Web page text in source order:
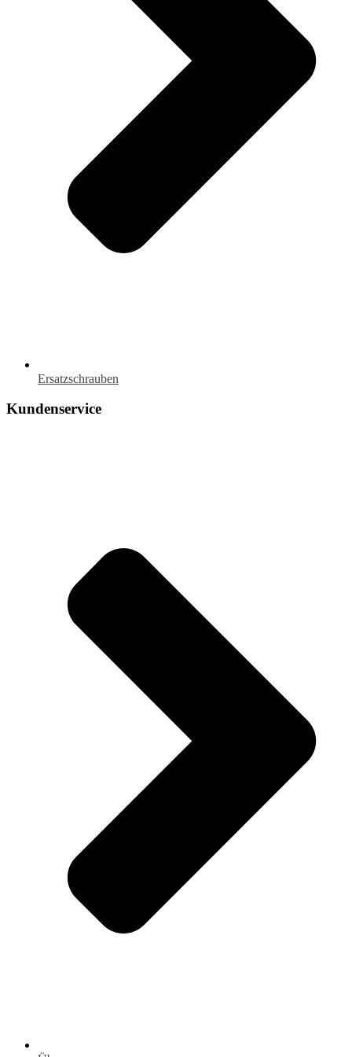
Ersatzschrauben
Kundenservice